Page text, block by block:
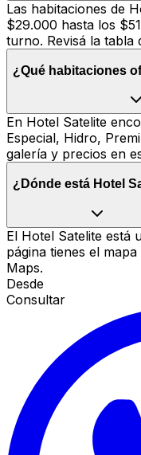
Las habitaciones de
$29.000 hasta los
turno. Revisá la tabla
¿Qué habitaciones
En Hotel Satelite
Especial, Hidro,
galería y precios en
¿Dónde está Hotel
El Hotel Satelite está
página tienes el
Maps.
Desde
Consultar